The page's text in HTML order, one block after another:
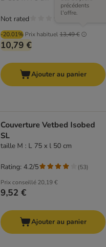
-20.01% Prix habituel13,49 €
précédents
l'offre.
10,79 €
Not rated
Ajouter au panier
Couverture Vetbed Isobed
SL
taille M : L 75 x l 50 cm
Prix conseillé 20,19 €
9,52 €
Rating: 4.2/5 (53)
Ajouter au panier